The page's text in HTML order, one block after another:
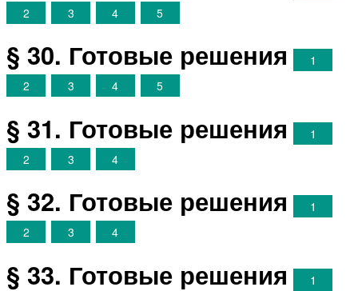
2
3 4 5
§ 30. Готовые решения
1
2
3 4 5
§ 31. Готовые решения
1
2
3 4
§ 32. Готовые решения
1
2
3 4
§ 33. Готовые решения 1